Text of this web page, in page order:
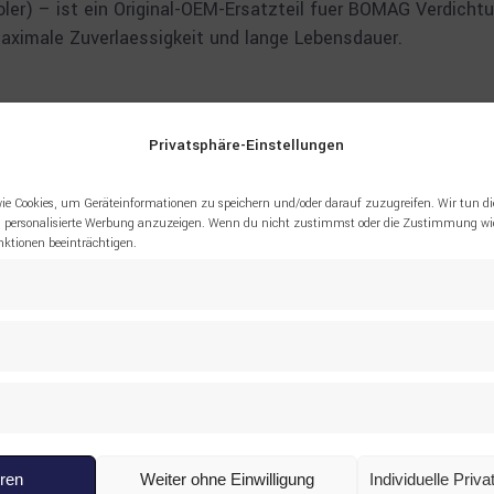
Privatsphäre-Einstellungen
Cookies, um Geräteinformationen zu speichern und/oder darauf zuzugreifen. Wir tun
Werbung anzuzeigen. Wenn du nicht zustimmst oder die Zustimmung
beeinträchtigen.
Weiter ohne Einwilligung Individuelle
– ist ein Original-OEM-Ersatzteil fuer BOMAG
Zuverlaessigkeit und lange Lebensdauer.
Mengenrabatte fuer Grossbestellungen auf